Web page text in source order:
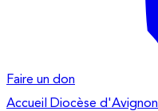
Faire un don
Accueil
Diocèse d'Avignon